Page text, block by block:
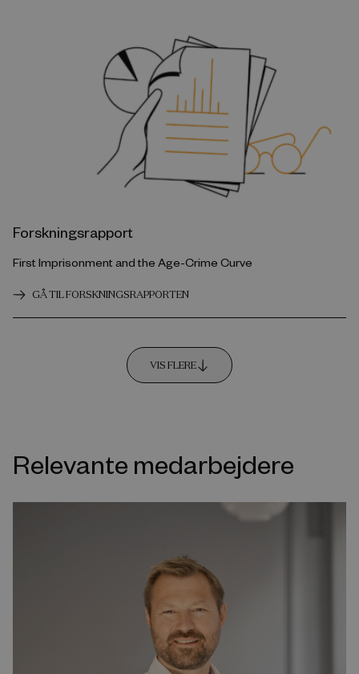
Forskningsrapport
First Imprisonment and the Age-Crime Curve
GÅ TIL FORSKNINGSRAPPORTEN
VIS FLERE
Relevante medarbejdere